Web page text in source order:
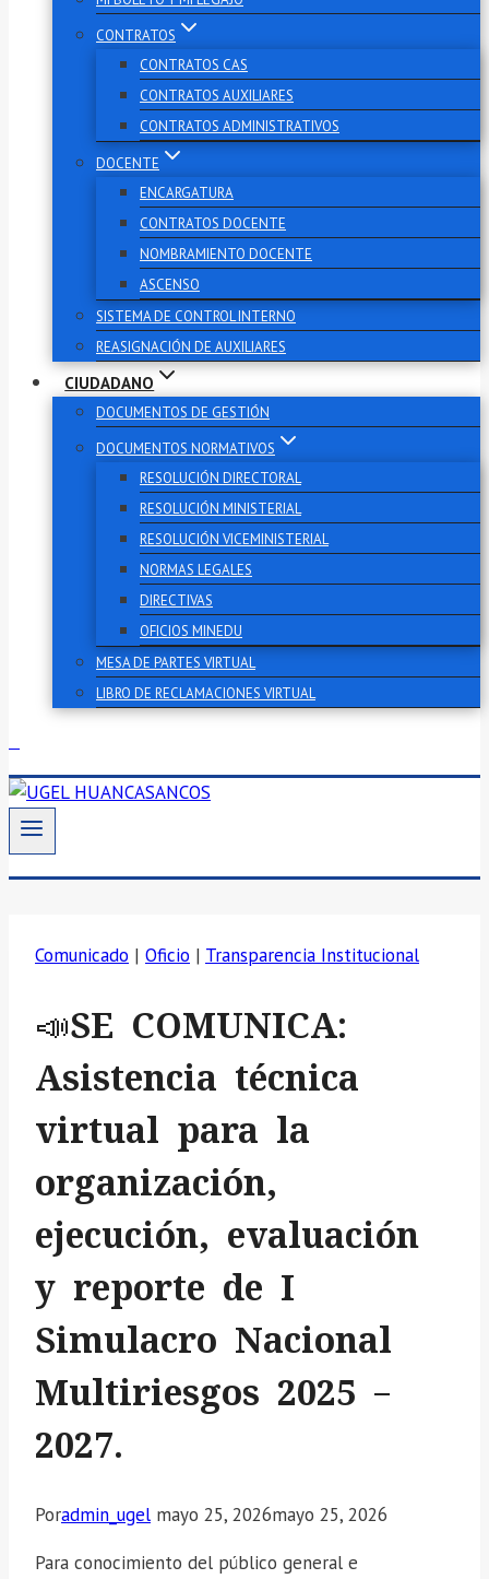
CONTRATOS
CONTRATOS CAS
CONTRATOS AUXILIARES
CONTRATOS ADMINISTRATIVOS
DOCENTE
ENCARGATURA
CONTRATOS DOCENTE
NOMBRAMIENTO DOCENTE
ASCENSO
SISTEMA DE CONTROL INTERNO
REASIGNACIÓN DE AUXILIARES
CIUDADANO
DOCUMENTOS DE GESTIÓN
DOCUMENTOS NORMATIVOS
RESOLUCIÓN DIRECTORAL
RESOLUCIÓN MINISTERIAL
RESOLUCIÓN VICEMINISTERIAL
NORMAS LEGALES
DIRECTIVAS
OFICIOS MINEDU
MESA DE PARTES VIRTUAL
LIBRO DE RECLAMACIONES VIRTUAL
Comunicado | Oficio | Transparencia Institucional
📣SE COMUNICA:
Asistencia técnica
virtual para la
organización,
ejecución, evaluación
y reporte de I
Simulacro Nacional
Multiriesgos 2025 –
2027.
Poradmin_ugel mayo 25, 2026mayo 25, 2026
Para conocimiento del público general e